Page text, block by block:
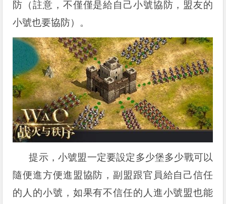
防（註意，不僅僅是給自己小號協防，盟友的
小號也要協防）。
提示，小號盟一定要設定多少堡多少戰可以
隨便進方便進盟協防，副盟跟官員給自己信任
的人的小號，如果有不信任的人進小號盟也能